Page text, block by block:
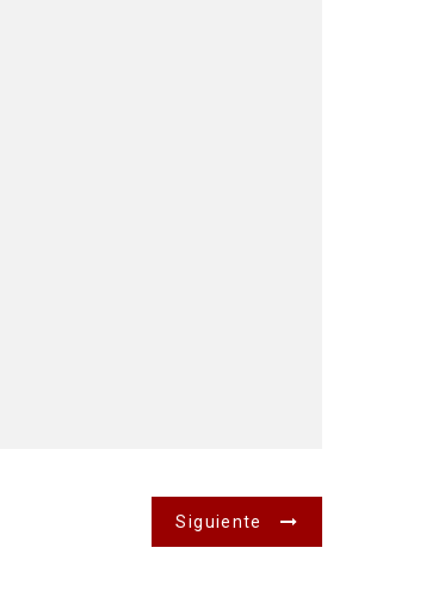
Siguiente